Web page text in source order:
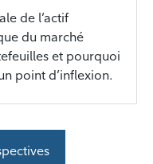
de l’actif
du marché
et pourquoi
point d’inflexion.